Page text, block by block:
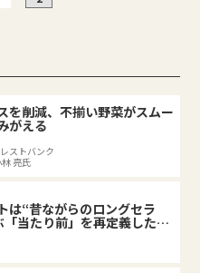
を削減、不揃い野菜がスムー
がえる
ストバンク
亮氏
は“昔ながらのロングセラ
当たり前」を再定義した企